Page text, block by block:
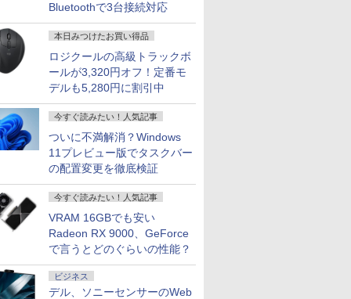
Bluetoothで3台接続対応
本日みつけたお買い得品
ロジクールの高級トラックボ
ールが3,320円オフ！定番モ
デルも5,280円に割引中
今すぐ読みたい！人気記事
ついに不満解消？Windows
11プレビュー版でタスクバー
の配置変更を徹底検証
今すぐ読みたい！人気記事
VRAM 16GBでも安い
Radeon RX 9000、GeForce
で言うとどのぐらいの性能？
ビジネス
デル、ソニーセンサーのWeb